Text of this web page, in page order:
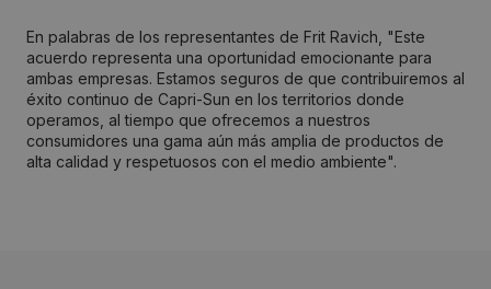
En palabras de los representantes de Frit Ravich, "Este
acuerdo representa una oportunidad emocionante para
ambas empresas. Estamos seguros de que contribuiremos al
éxito continuo de Capri-Sun en los territorios donde
operamos, al tiempo que ofrecemos a nuestros
consumidores una gama aún más amplia de productos de
alta calidad y respetuosos con el medio ambiente".